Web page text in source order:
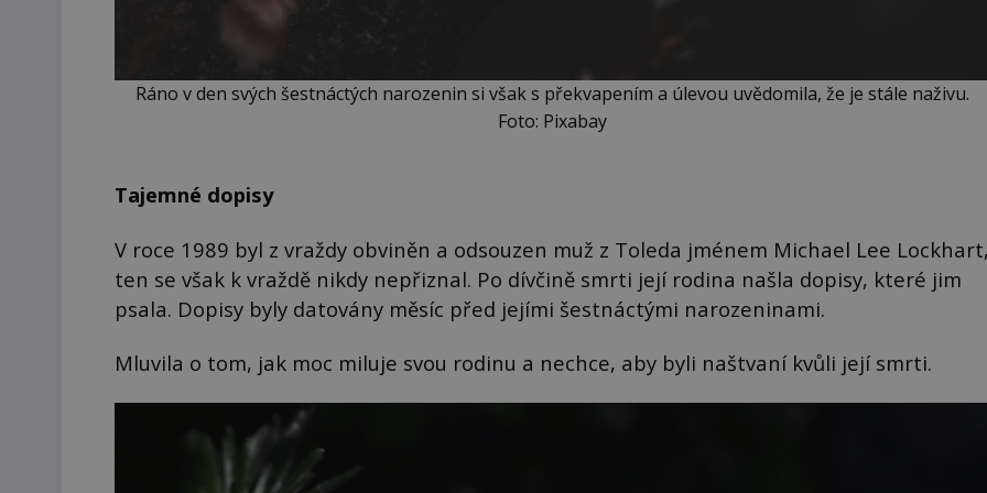
Ráno v den svých šestnáctých narozenin si však s překvapením a úlevou uvědomila, že je stále naživu.
Foto: Pixabay
Tajemné dopisy
V roce 1989 byl z vraždy obviněn a odsouzen muž z Toleda jménem Michael Lee
ten se však k vraždě nikdy nepřiznal. Po dívčině smrti její rodina našla dopisy, které jim
psala. Dopisy byly datovány měsíc před jejími šestnáctými narozeninami.
Mluvila o tom, jak moc miluje svou rodinu a nechce, aby byli naštvaní kvůli její smrti.